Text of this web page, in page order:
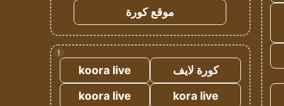
موقع كورة
!
كورة لايف
koora live
kora live
koora live